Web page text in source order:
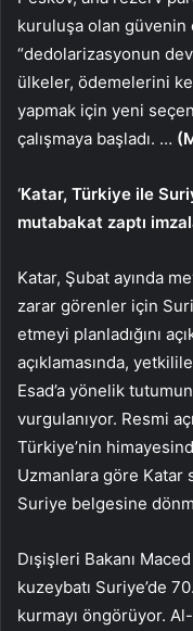
kuruluşa olan
“dedolarizasyonun
ülkeler, ödemelerini
yapmak için yeni
çalışmaya başladı. …
‘Katar, Türkiye ile
mutabakat zaptı
Katar, Şubat ayında
zarar görenler için
etmeyi planladığını
açıklamasında,
Esad’a yönelik
vurgulanıyor. Resmi
Türkiye’nin
Uzmanlara göre
Suriye belgesine
Dışişleri Bakanı
kuzeybatı Suriye’de
kurmayı öngörüyor.